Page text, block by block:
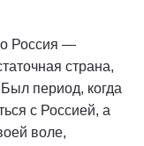
Россия —
страна,
период, когда
с Россией, а
воле,